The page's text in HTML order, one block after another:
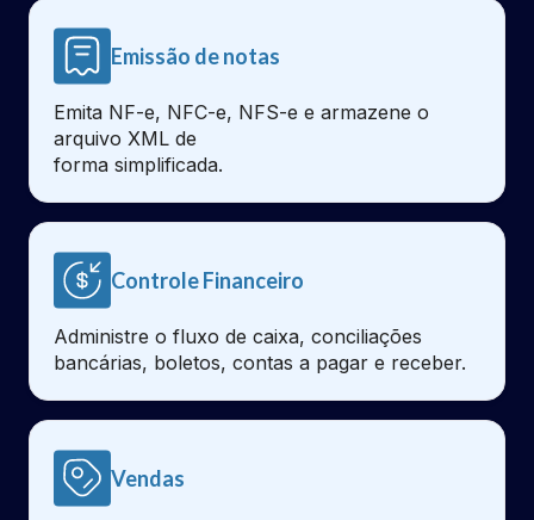
Emissão de notas
Emita NF-e, NFC-e, NFS-e e armazene o
arquivo XML de
forma simplificada.
Controle Financeiro
Administre o fluxo de caixa, conciliações
bancárias, boletos, contas a pagar e receber.
Vendas